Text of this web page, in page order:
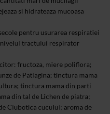
si hidrateaza mucoasa
pentru usurarea respiratiei
tractului respirator
fructoza, miere poliflora;
de Patlagina; tinctura mama
tinctura mama din parti
din tal de Lichen de piatra;
Ciubotica cucului; aroma de